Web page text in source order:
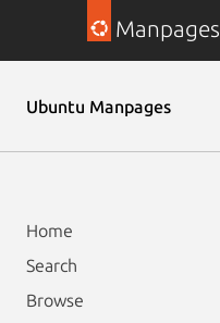
Manpages
Ubuntu Manpages
Home
Search
Browse